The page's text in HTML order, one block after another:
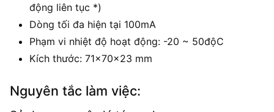
động liên tục *)
Dòng tối đa hiện tại 100mA
Phạm vi nhiệt độ hoạt động: -20 ~ 50độC
Kích thước: 71x70x23 mm
Nguyên tắc làm việc: